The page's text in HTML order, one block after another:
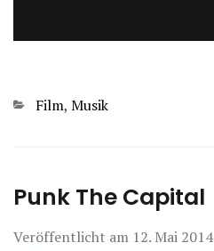
Kategorien
Film, Musik
Punk The Capital
Veröffentlicht am 12. Mai 2014